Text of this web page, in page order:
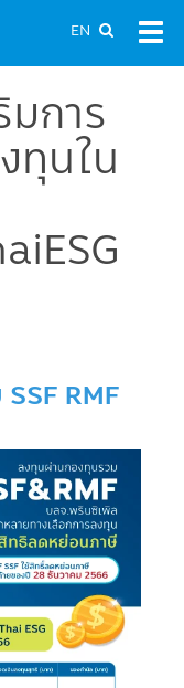
EN
มการ
ทุนใน
RMF